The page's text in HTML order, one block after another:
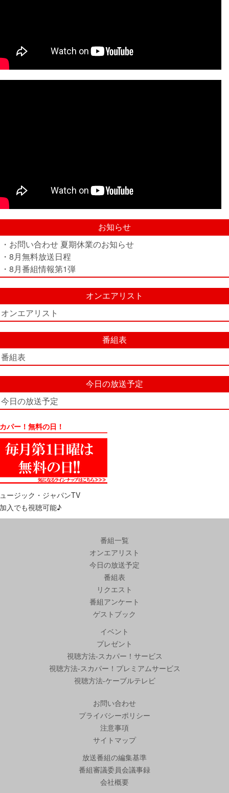
お知らせ
・お問い合わせ 夏期休業のお知らせ
・8月無料放送日程
・8月番組情報第1弾
オンエアリスト
オンエアリスト
番組表
番組表
今日の放送予定
今日の放送予定
パー！無料の日！
ージック・ジャパンTV
入でも視聴可能♪
番組一覧
オンエアリスト
今日の放送予定
番組表
リクエスト
番組アンケート
ゲストブック
イベント
プレゼント
視聴方法-スカパー！サービス
視聴方法-スカパー！プレミアムサービス
視聴方法-ケーブルテレビ
お問い合わせ
プライバシーポリシー
注意事項
サイトマップ
放送番組の編集基準
番組審議委員会議事録
会社概要